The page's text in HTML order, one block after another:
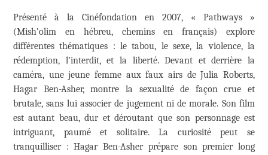
Présenté à la Cinéfondation en 2007, « Pathways »
(Mish’olim en hébreu, chemins en français) explore
différentes thématiques : le tabou, le sexe, la violence, la
rédemption, l’interdit, et la liberté. Devant et derrière la
caméra, une jeune femme aux faux airs de Julia Roberts,
Hagar Ben-Asher, montre la sexualité de façon crue et
brutale, sans lui associer de jugement ni de morale. Son film
est autant beau, dur et déroutant que son personnage est
intriguant, paumé et solitaire. La curiosité peut se
tranquilliser : Hagar Ben-Asher prépare son premier long